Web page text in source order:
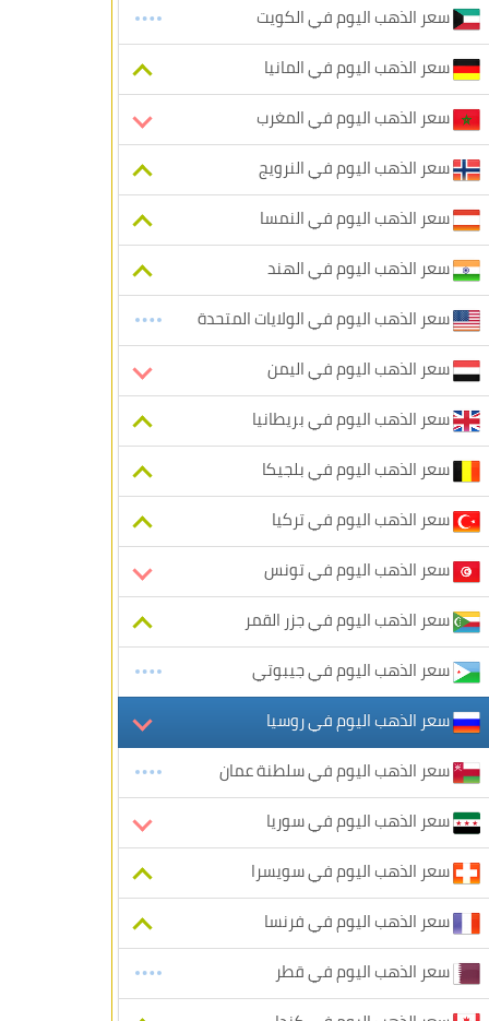
سعر الذهب اليوم في الكويت
سعر الذهب اليوم في المانيا
سعر الذهب اليوم في المغرب
سعر الذهب اليوم في النرويج
سعر الذهب اليوم في النمسا
سعر الذهب اليوم في الهند
سعر الذهب اليوم في الولايات المتحدة
سعر الذهب اليوم في اليمن
سعر الذهب اليوم في بريطانيا
سعر الذهب اليوم في بلجيكا
سعر الذهب اليوم في تركيا
سعر الذهب اليوم في تونس
سعر الذهب اليوم في جزر القمر
سعر الذهب اليوم في جيبوتي
سعر الذهب اليوم في روسيا
سعر الذهب اليوم في سلطنة عمان
سعر الذهب اليوم في سوريا
سعر الذهب اليوم في سويسرا
سعر الذهب اليوم في فرنسا
سعر الذهب اليوم في قطر